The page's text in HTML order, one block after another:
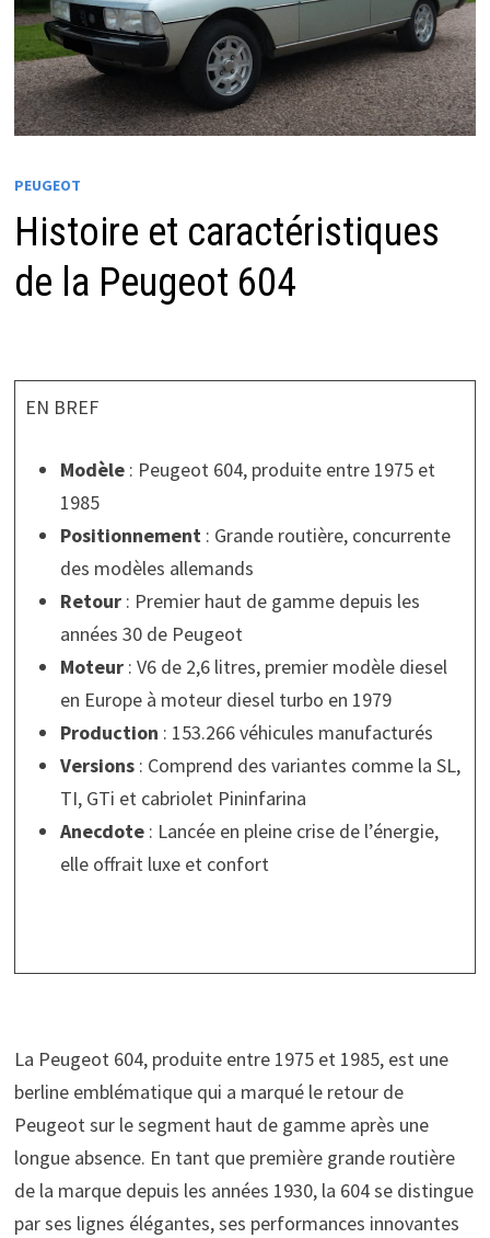
PEUGEOT
Histoire et caractéristiques
de la Peugeot 604
EN BREF
Modèle: Peugeot 604, produite entre 1975 et
1985
Positionnement: Grande routière, concurrente
des modèles allemands
Retour: Premier haut de gamme depuis les
années 30 de Peugeot
Moteur: V6 de 2,6 litres, premier modèle diesel
en Europe à moteur diesel turbo en 1979
Production : 153.266 véhicules manufacturés
Versions: Comprend des variantes comme la SL,
TI, GTi et cabriolet Pininfarina
Anecdote: Lancée en pleine crise de l’énergie,
elle offrait luxe et confort
La Peugeot 604, produite entre 1975 et 1985, est une
berline emblématique qui a marqué le retour de
Peugeot sur le segment haut de gamme après une
longue absence. En tant que première grande routière
de la marque depuis les années 1930, la 604 se distingue
par ses lignes élégantes, ses performances innovantes